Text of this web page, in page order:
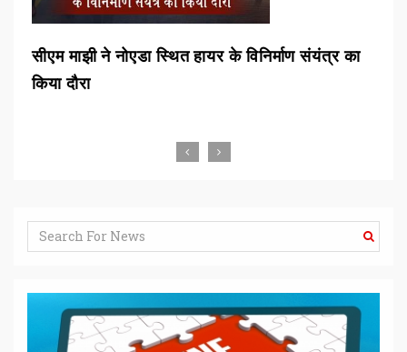
सीएम माझी ने नोएडा स्थित हायर के विनिर्माण संयंत्र का
किया दौरा